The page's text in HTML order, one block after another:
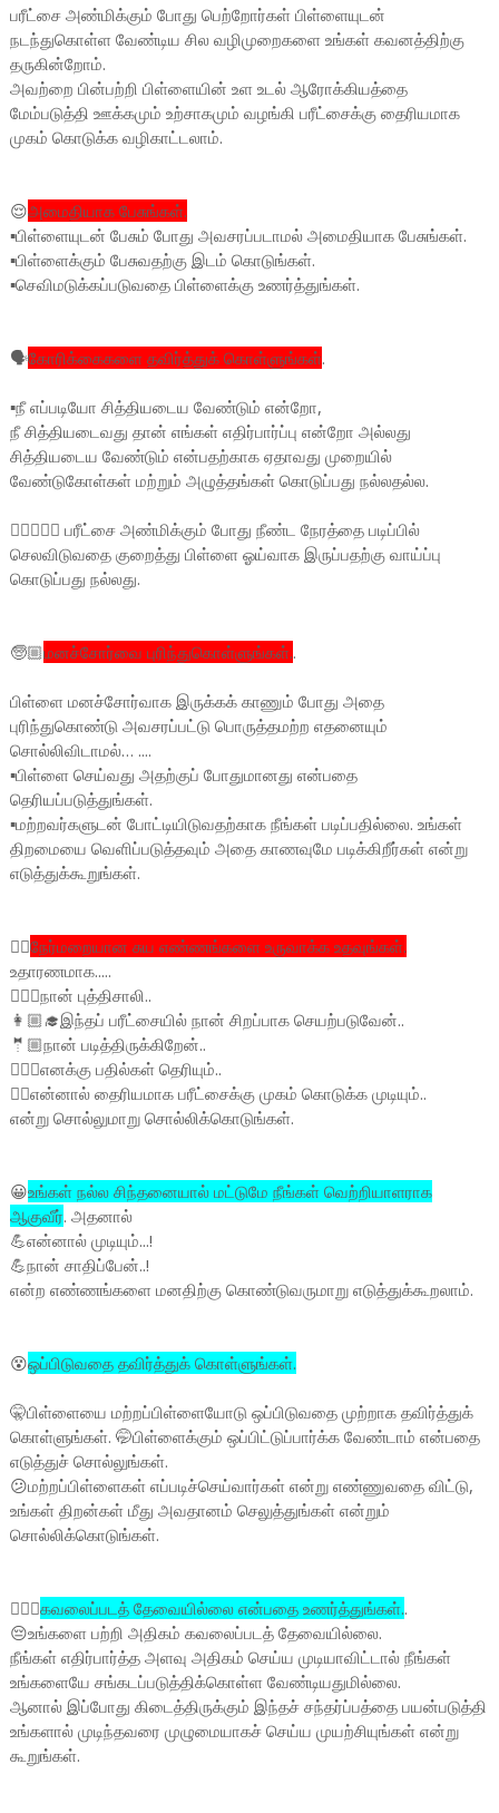
பரீட்சை அண்மிக்கும் போது பெற்றோர்கள் பிள்ளையுடன்
நடந்துகொள்ள வேண்டிய சில வழிமுறைகளை உங்கள் கவனத்திற்கு
தருகின்றோம்.
அவற்றை பின்பற்றி பிள்ளையின் உள உடல் ஆரோக்கியத்தை
மேம்படுத்தி ஊக்கமும் உற்சாகமும் வழங்கி பரீட்சைக்கு தைரியமாக
முகம் கொடுக்க வழிகாட்டலாம்.
😌அமைதியாக பேசுங்கள்.
▪️பிள்ளையுடன் பேசும் போது அவசரப்படாமல் அமைதியாக பேசுங்கள்.
▪️பிள்ளைக்கும் பேசுவதற்கு இடம் கொடுங்கள்.
▪️செவிமடுக்கப்படுவதை பிள்ளைக்கு உணர்த்துங்கள்.
🗣️கோரிக்கைகளை தவிர்த்துக் கொள்ளுங்கள்.
▪️நீ எப்படியோ சித்தியடைய வேண்டும் என்றோ,
நீ சித்தியடைவது தான் எங்கள் எதிர்பார்ப்பு என்றோ அல்லது
சித்தியடைய வேண்டும் என்பதற்காக ஏதாவது முறையில்
வேண்டுகோள்கள் மற்றும் அழுத்தங்கள் கொடுப்பது நல்லதல்ல.
🙇🏽‍♀️🙇‍♂️ பரீட்சை அண்மிக்கும் போது நீண்ட நேரத்தை படிப்பில்
செலவிடுவதை குறைத்து பிள்ளை ஓய்வாக இருப்பதற்கு வாய்ப்பு
கொடுப்பது நல்லது.
🧓🏼மனச்சோர்வை புரிந்துகொள்ளுங்கள்..
பிள்ளை மனச்சோர்வாக இருக்கக் காணும் போது அதை
புரிந்துகொண்டு அவசரப்பட்டு பொருத்தமற்ற எதனையும்
சொல்லிவிடாமல்… ....
▪️பிள்ளை செய்வது அதற்குப் போதுமானது என்பதை
தெரியப்படுத்துங்கள்.
▪️மற்றவர்களுடன் போட்டியிடுவதற்காக நீங்கள் படிப்பதில்லை. உங்கள்
திறமையை வெளிப்படுத்தவும் அதை காணவுமே படிக்கிறீர்கள் என்று
எடுத்துக்கூறுங்கள்.
🙋‍♀️நேர்மறையான சுய எண்ணங்களை உருவாக்க உதவுங்கள்.
உதாரணமாக.....
🧏🏼‍♂️நான் புத்திசாலி..
👩🏼‍🎓இந்தப் பரீட்சையில் நான் சிறப்பாக செயற்படுவேன்..
🤵🏼நான் படித்திருக்கிறேன்..
👨🏼‍⚕️எனக்கு பதில்கள் தெரியும்..
👨‍⚖️என்னால் தைரியமாக பரீட்சைக்கு முகம் கொடுக்க முடியும்..
என்று சொல்லுமாறு சொல்லிக்கொடுங்கள்.
😀உங்கள் நல்ல சிந்தனையால் மட்டுமே நீங்கள் வெற்றியாளராக
ஆகுவீர். அதனால்
💪என்னால் முடியும்...!
💪நான் சாதிப்பேன்..!
என்ற எண்ணங்களை மனதிற்கு கொண்டுவருமாறு எடுத்துக்கூறலாம்.
😵ஒப்பிடுவதை தவிர்த்துக் கொள்ளுங்கள்.
🤫பிள்ளையை மற்றப்பிள்ளையோடு ஒப்பிடுவதை முற்றாக தவிர்த்துக்
கொள்ளுங்கள். 🤭பிள்ளைக்கும் ஒப்பிட்டுப்பார்க்க வேண்டாம் என்பதை
எடுத்துச் சொல்லுங்கள்.
😕மற்றப்பிள்ளைகள் எப்படிச்செய்வார்கள் என்று எண்ணுவதை விட்டு,
உங்கள் திறன்கள் மீது அவதானம் செலுத்துங்கள் என்றும்
சொல்லிக்கொடுங்கள்.
🤦🏼‍♂️கவலைப்படத் தேவையில்லை என்பதை உணர்த்துங்கள்..
😔உங்களை பற்றி அதிகம் கவலைப்படத் தேவையில்லை.
நீங்கள் எதிர்பார்த்த அளவு அதிகம் செய்ய முடியாவிட்டால் நீங்கள்
உங்களையே சங்கடப்படுத்திக்கொள்ள வேண்டியதுமில்லை.
ஆனால் இப்போது கிடைத்திருக்கும் இந்தச் சந்தர்ப்பத்தை பயன்படுத்தி
உங்களால் முடிந்தவரை முழுமையாகச் செய்ய முயற்சியுங்கள் என்று
கூறுங்கள்.